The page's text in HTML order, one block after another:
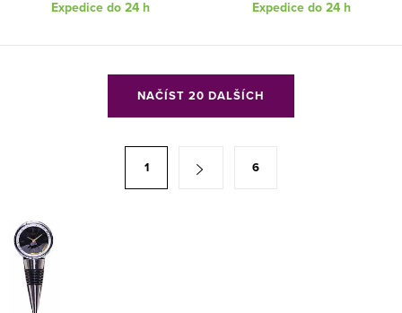
Expedice do 24 h Expedice do 24 h
c
NAČÍST 20 DALŠÍCH
á
n
1 6